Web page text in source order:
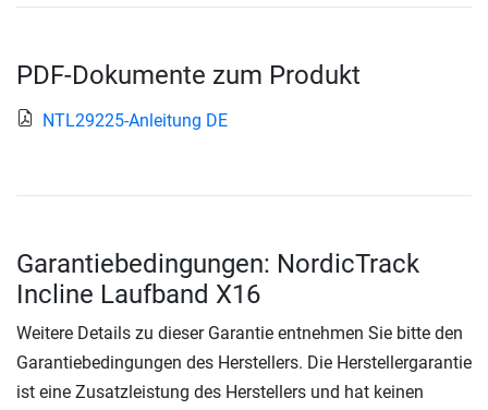
PDF-Dokumente zum Produkt
NTL29225-Anleitung DE
Garantiebedingungen: NordicTrack
Incline Laufband X16
Weitere Details zu dieser Garantie entnehmen Sie bitte den
Garantiebedingungen des Herstellers. Die Herstellergarantie
ist eine Zusatzleistung des Herstellers und hat keinen